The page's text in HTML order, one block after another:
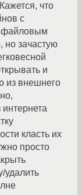
что
с
файловым
но зачастую
и
из внешнего
интернета
класть их
просто
удалить